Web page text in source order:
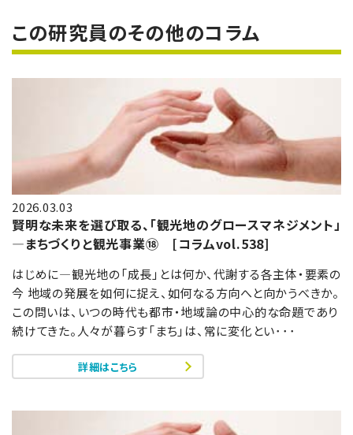
この研究員のその他のコラム
2026.03.03
賢明な未来を選び取る、「観光地のグロースマネジメント」
—まちづくりと観光事業⑱ [コラムvol.538]
はじめに―観光地の「成長」とは何か、代謝する各主体・要素の
今 地域の発展を如何に捉え、如何なる方向へと向かうべきか。
この問いは、いつの時代も都市・地域論の中心的な命題であり
続けてきた。人々が暮らす「まち」は、常に変化とい･･･
詳細はこちら